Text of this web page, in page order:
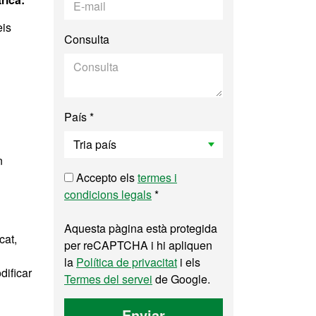
Consulta
País *
Accepto elstermes i
condicions legals*
Aquesta pàgina està protegida
per reCAPTCHA i hi apliquen
la Política de privacitat i els
Termes del servei de Google.